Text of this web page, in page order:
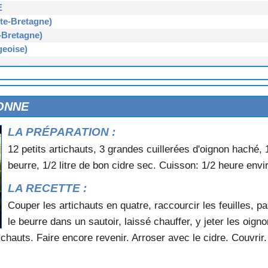
Bretagne)
PAIMPON
froid)
Bretagne)
LA PRÉPARATION :
12 petits artichauts, 3 grandes cuillerées d'oignon haché,
beurre, 1/2 litre de bon cidre sec. Cuisson: 1/2 heure
LA RECETTE :
Couper les artichauts en quatre, raccourcir les feuilles,
le beurre dans un sautoir, laissé chauffer, y jeter les
Faire encore revenir. Arroser avec le cidre.